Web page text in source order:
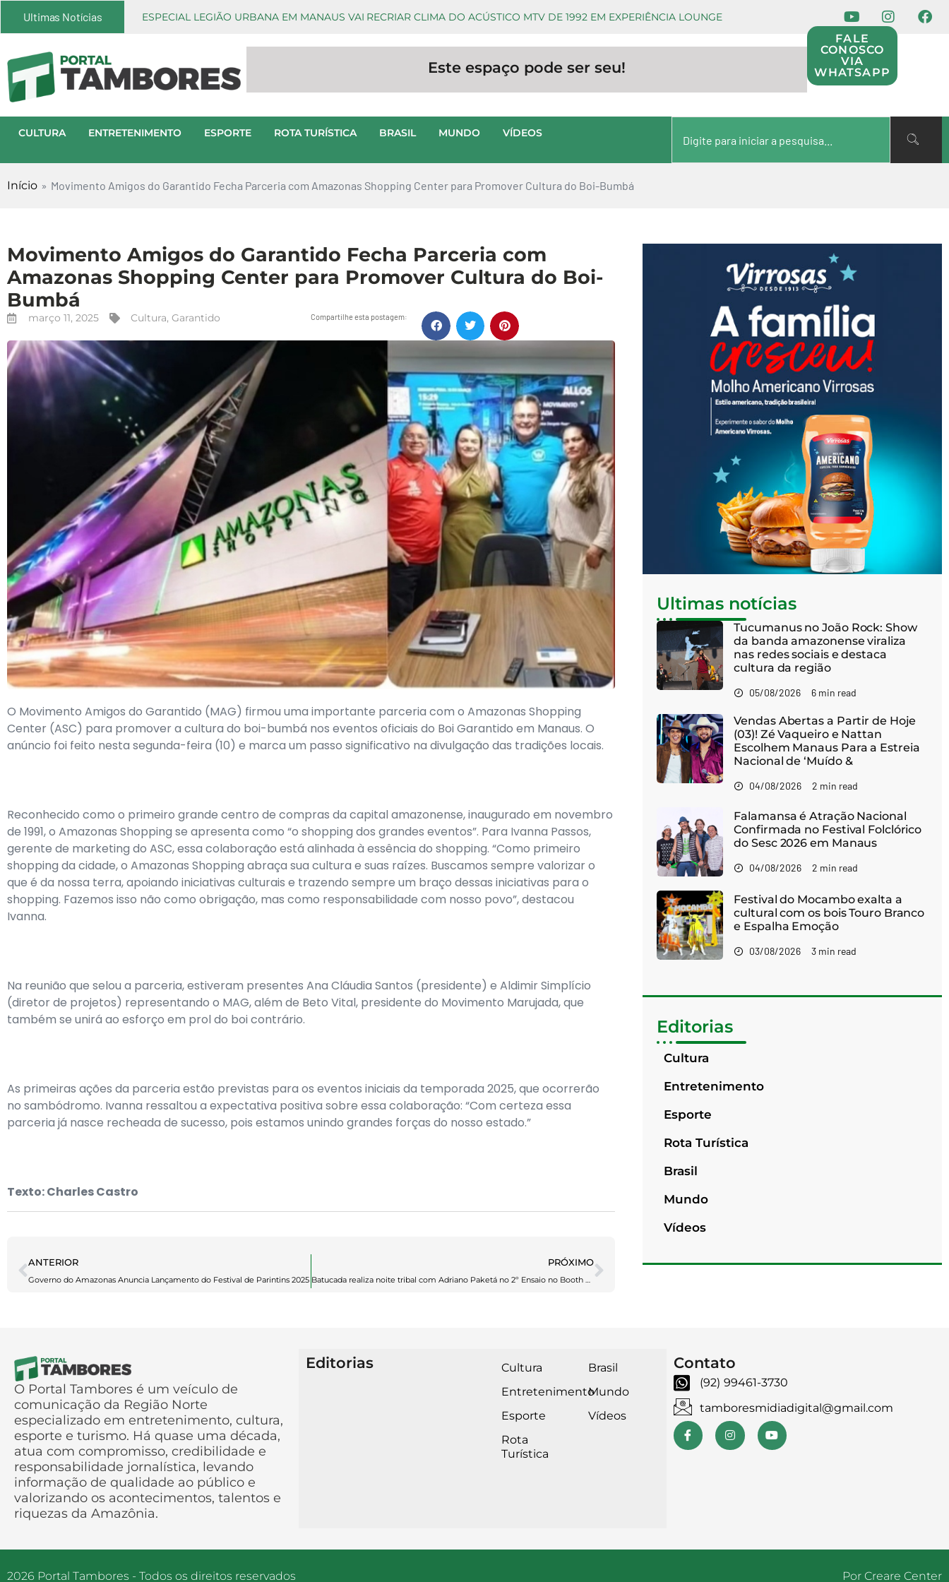
Ultimas Notícias ESPECIAL LEGIÃO URBANA EM MANAUS VAI RECRIAR CLIMA DO ACÚSTICO MTV DE 1992 EM EXPERIÊNCIA LOUNGE
Este espaço pode ser seu!
FALE
CONOSCO
VIA
WHATSAPP
CULTURA ENTRETENIMENTO ESPORTE ROTA TURÍSTICA BRASIL MUNDO VÍDEOS
Início » Movimento Amigos do Garantido Fecha Parceria com Amazonas Shopping Center para Promover Cultura do Boi-Bumbá
Movimento Amigos do Garantido Fecha Parceria com
Amazonas Shopping Center para Promover Cultura do Boi-
Bumbá
março 11, 2025 Cultura, Garantido Compartilhe esta postagem:
O Movimento Amigos do Garantido (MAG) firmou uma importante parceria com o Amazonas Shopping
Center (ASC) para promover a cultura do boi-bumbá nos eventos oficiais do Boi Garantido em Manaus. O
anúncio foi feito nesta segunda-feira (10) e marca um passo significativo na divulgação das tradições locais.
Reconhecido como o primeiro grande centro de compras da capital amazonense, inaugurado em novembro
de 1991, o Amazonas Shopping se apresenta como “o shopping dos grandes eventos”. Para Ivanna Passos,
gerente de marketing do ASC, essa colaboração está alinhada à essência do shopping. “Como primeiro
shopping da cidade, o Amazonas Shopping abraça sua cultura e suas raízes. Buscamos sempre valorizar o
que é da nossa terra, apoiando iniciativas culturais e trazendo sempre um braço dessas iniciativas para o
shopping. Fazemos isso não como obrigação, mas como responsabilidade com nosso povo”, destacou
Ivanna.
Na reunião que selou a parceria, estiveram presentes Ana Cláudia Santos (presidente) e Aldimir Simplício
(diretor de projetos) representando o MAG, além de Beto Vital, presidente do Movimento Marujada, que
também se unirá ao esforço em prol do boi contrário.
As primeiras ações da parceria estão previstas para os eventos iniciais da temporada 2025, que ocorrerão
no sambódromo. Ivanna ressaltou a expectativa positiva sobre essa colaboração: “Com certeza essa
parceria já nasce recheada de sucesso, pois estamos unindo grandes forças do nosso estado.”
Texto: Charles Castro
ANTERIOR
Governo do Amazonas Anuncia Lançamento do Festival de Parintins 2025
PRÓXIMO
Ultimas notícias
Tucumanus no João Rock: Show
da banda amazonense viraliza
nas redes sociais e destaca
cultura da região
05/08/2026 6 min read
Vendas Abertas a Partir de Hoje
(03)! Zé Vaqueiro e Nattan
Escolhem Manaus Para a Estreia
Nacional de ‘Muído &
04/08/2026 2 min read
Falamansa é Atração Nacional
Confirmada no Festival Folclórico
do Sesc 2026 em Manaus
04/08/2026 2 min read
Festival do Mocambo exalta a
cultural com os bois Touro Branco
e Espalha Emoção
03/08/2026 3 min read
Editorias
Cultura
Entretenimento
Esporte
Rota Turística
Brasil
Mundo
Vídeos
O Portal Tambores é um veículo de
comunicação da Região Norte
especializado em entretenimento, cultura,
esporte e turismo. Há quase uma década,
atua com compromisso, credibilidade e
responsabilidade jornalística, levando
informação de qualidade ao público e
valorizando os acontecimentos, talentos e
riquezas da Amazônia.
Editorias
Cultura
Entretenimento
Esporte
Rota
Turística
Brasil
Mundo
Vídeos
Contato
(92) 99461-3730
tamboresmidiadigital@gmail.com
2026 Portal Tambores - Todos os direitos reservados Por Creare Center